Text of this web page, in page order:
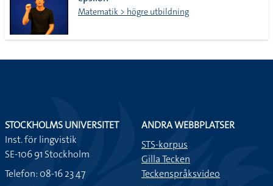
lista
Matematik > högre utbildning
STOCKHOLMS UNIVERSITET
Inst. för lingvistik
SE-106 91 Stockholm
Telefon: 08-16 23 47
ANDRA WEBBPLATSER
STS-korpus
Gilla Tecken
Teckenspråksvideo